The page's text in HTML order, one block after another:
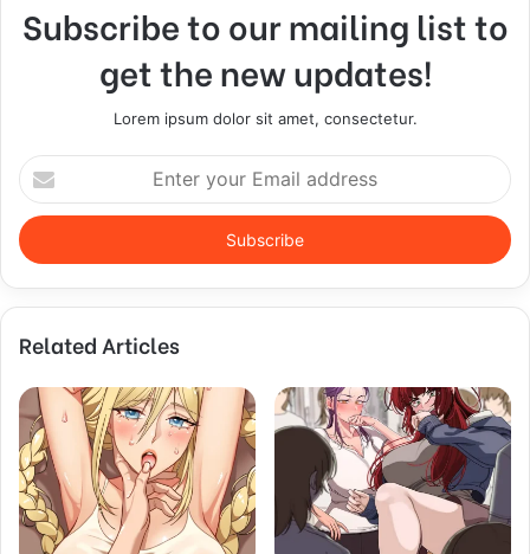
Subscribe to our mailing list to
get the new updates!
Lorem ipsum dolor sit amet, consectetur.
E
n
e
y
u
E
m
a
i
l
a
Related Articles